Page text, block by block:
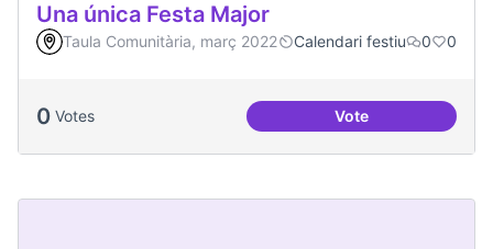
Una única Festa Major
Taula Comunitària, març 2022 Calendari festiu 0 0
0 Votes VoteUna única Festa